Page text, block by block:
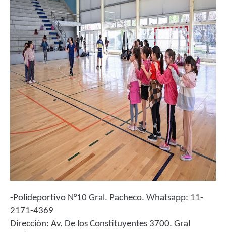
-Polideportivo N°10 Gral. Pacheco. Whatsapp: 11-
2171-4369
Dirección: Av. De los Constituyentes 3700. Gral